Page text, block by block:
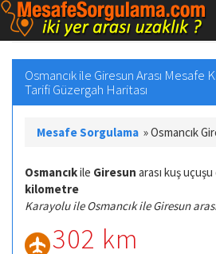
Osmancık ile Giresun Arası Mesafe
Tarifi Güzergah Haritası
Mesafe Sorgulama »Osmancık
Osmancıkile Giresun arası kuş
kilometre
Karayolu ile Osmancık ile Giresun
302 km